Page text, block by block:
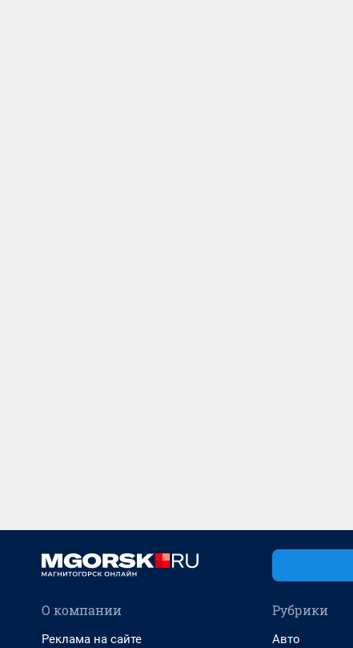
О компании
Реклама на сайте
Рубрики
Авто